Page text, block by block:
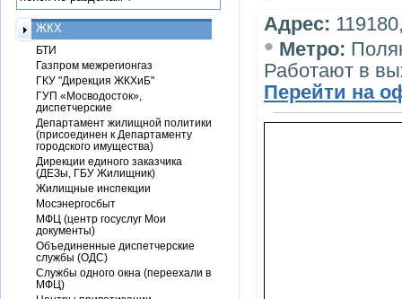
Адрес:
• Метро:
Работают в
Перейти на
ЖКХ
БТИ
Газпром межрегионгаз
ГКУ "Дирекция ЖКХиБ"
ГУП «Мосводосток»,
диспетчерские
Департамент жилищной политики
(присоединен к Департаменту
городского имущества)
Дирекции единого заказчика
(ДЕЗы, ГБУ Жилищник)
Жилищные инспекции
Мосэнергосбыт
МФЦ (центр госуслуг Мои
документы)
Объединенные диспетчерские
службы (ОДС)
Службы одного окна (переехали в
МФЦ)